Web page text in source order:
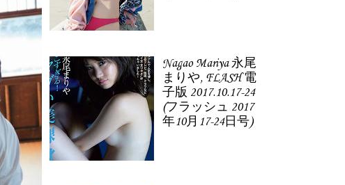
Nagao Mariya 永尾
まりや, FLASH 電
子版 2017.10.17-24
(フラッシュ 2017
年10月17-24日号)